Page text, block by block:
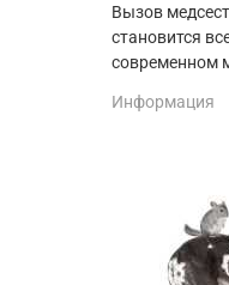
Вызов
становится
современном
Информация